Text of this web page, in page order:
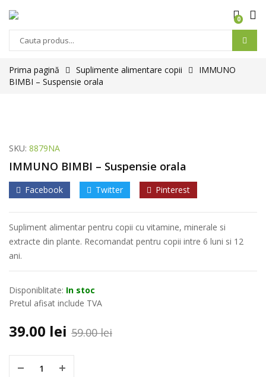
0
Prima pagină Suplimente alimentare copii
IMMUNO
BIMBI – Suspensie orala
SKU: 8879NA
IMMUNO BIMBI – Suspensie orala
Facebook Twitter Pinterest
Supliment alimentar pentru copii cu vitamine, minerale si
extracte din plante. Recomandat pentru copii intre 6 luni si 12
ani.
Disponiblitate: In stoc
Pretul afisat include TVA
59.00lei
39.00 lei